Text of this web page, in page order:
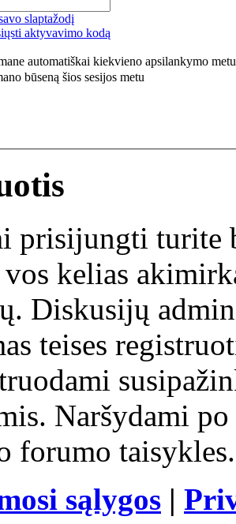
slaptažodį
aktyvavimo kodą
automatiškai kiekvieno apsilankymo metu
būseną šios sesijos metu
prisijungti turite
kelias
Diskusijų
teises
Naršydami
forumo taisykles.
sąlygos |